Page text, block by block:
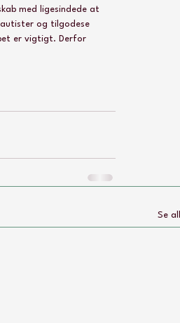
med ligesindede at
og tilgodese
er vigtigt. Derfor
Se